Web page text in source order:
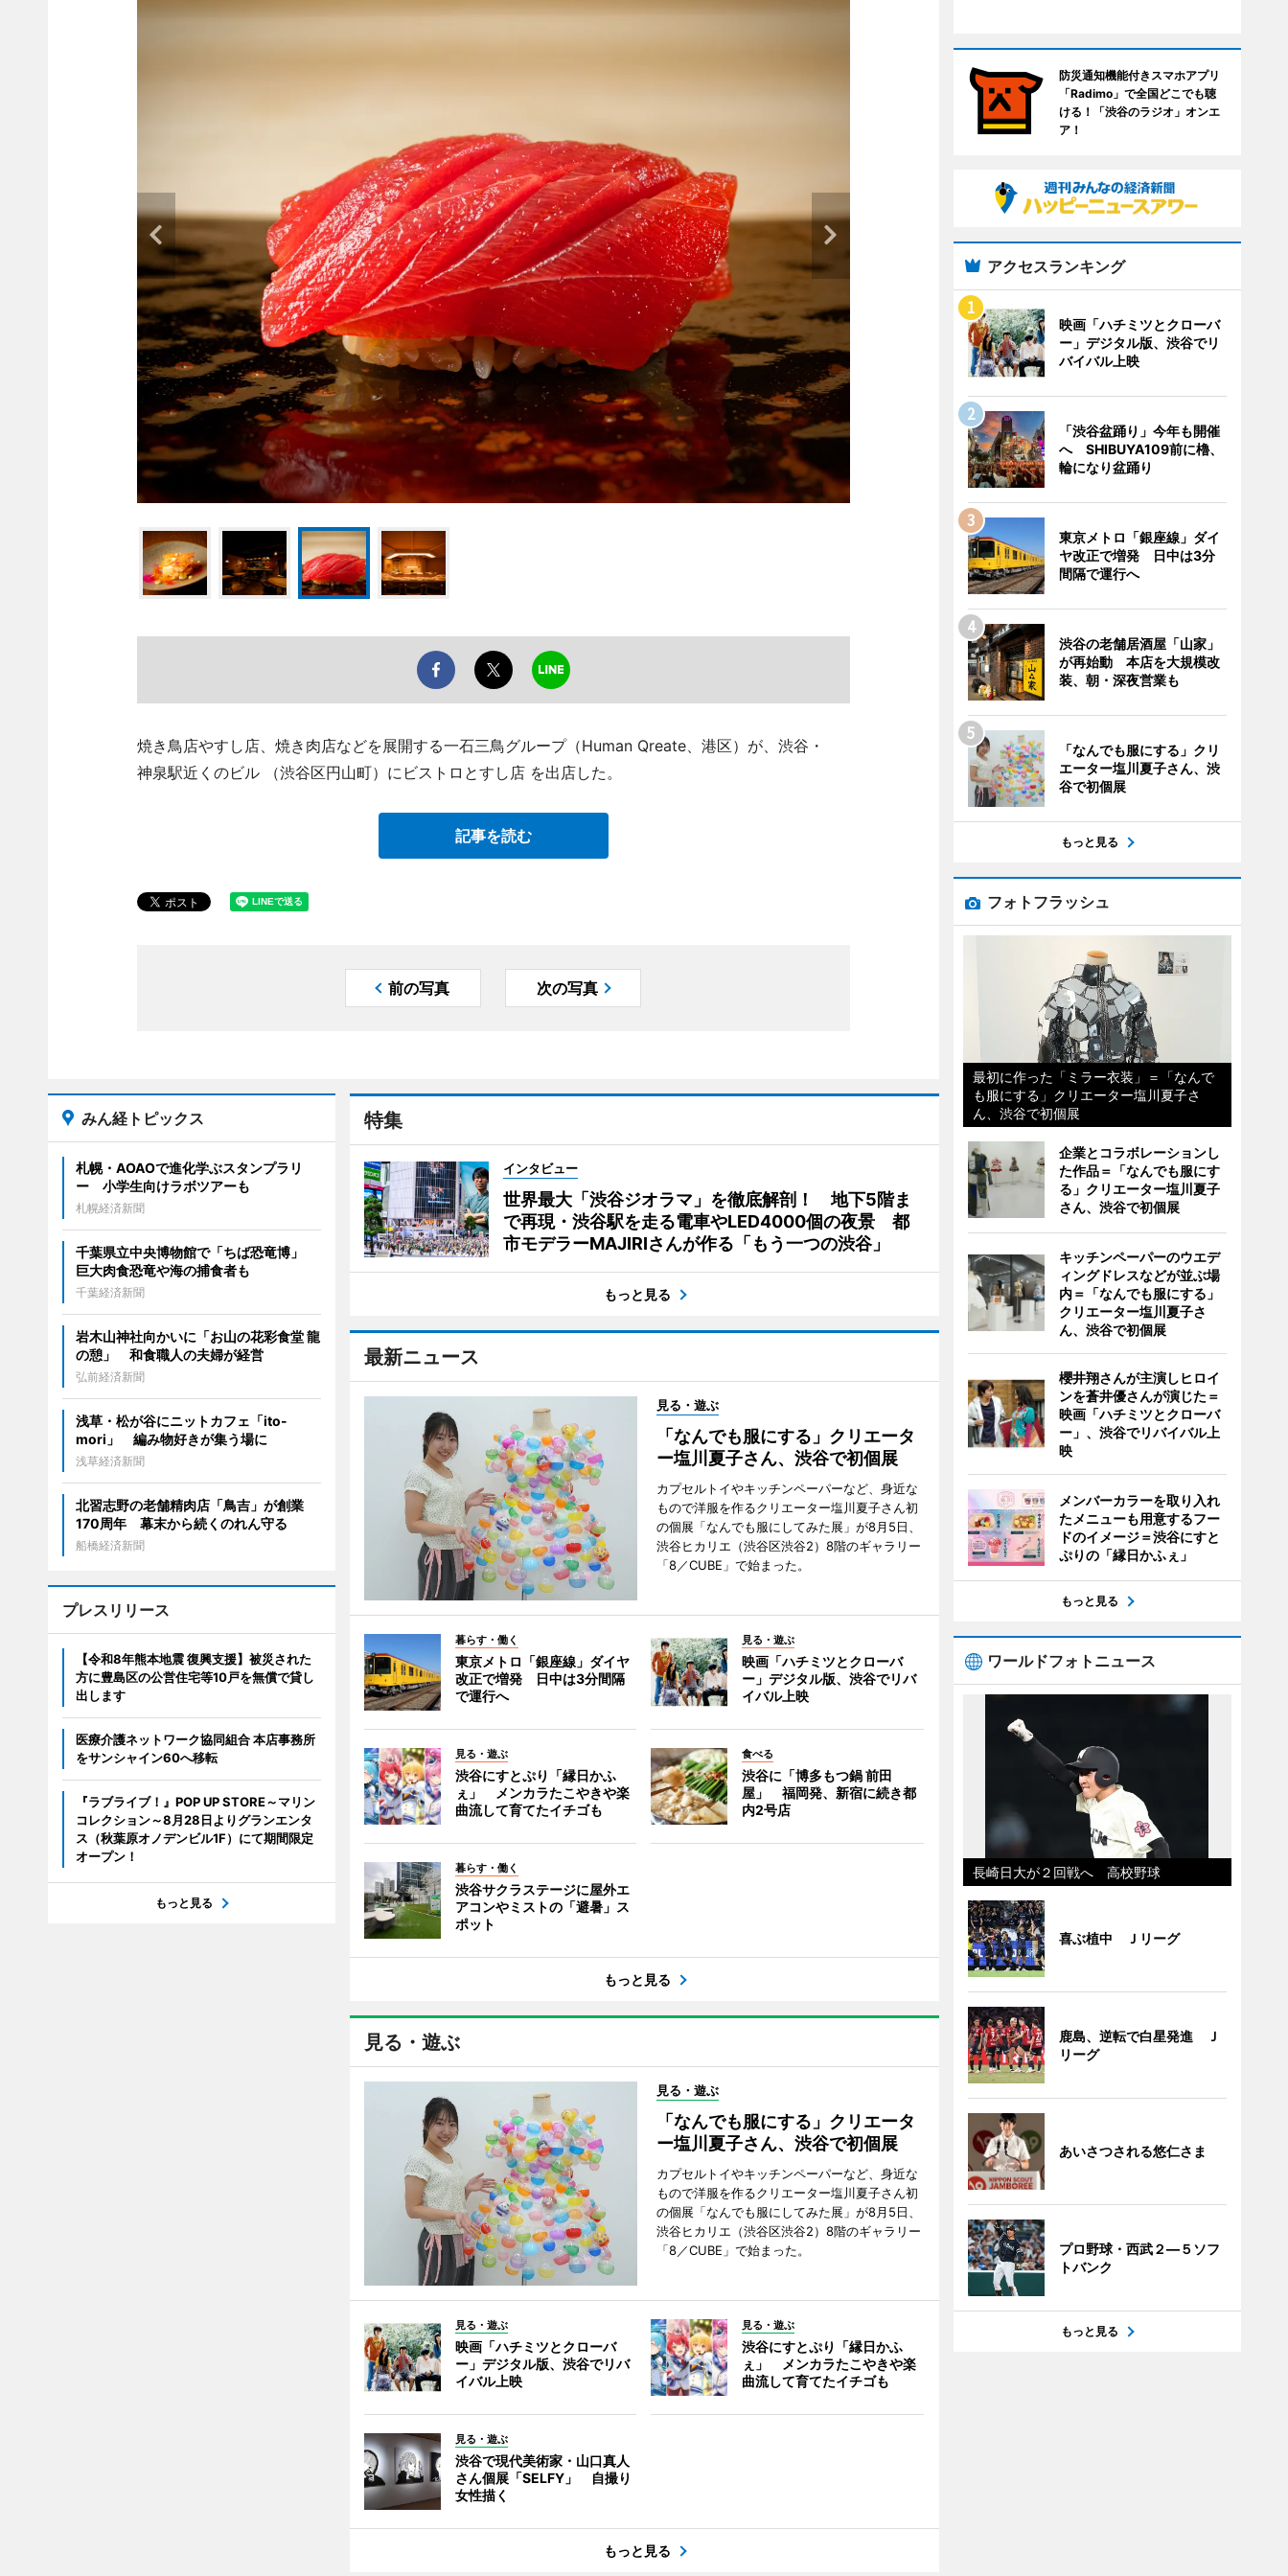
焼き鳥店やすし店、焼き肉店などを展開する一石三鳥グループ（Human Qreate、港区）が、渋谷・
神泉駅近くのビル （渋谷区円山町）にビストロとすし店 を出店した。
記事を読む
前の写真 次の写真
特集
インタビュー
世界最大「渋谷ジオラマ」を徹底解剖！ 地下5階ま
で再現・渋谷駅を走る電車やLED4000個の夜景 都
市モデラーMAJIRIさんが作る「もう一つの渋谷」
もっと見る
最新ニュース
見る・遊ぶ
「なんでも服にする」クリエータ
ー塩川夏子さん、渋谷で初個展
カプセルトイやキッチンペーパーなど、身近な
もので洋服を作るクリエーター塩川夏子さん初
の個展「なんでも服にしてみた展」が8月5日、
渋谷ヒカリエ（渋谷区渋谷2）8階のギャラリー
「8／CUBE」で始まった。
暮らす・働く
東京メトロ「銀座線」ダイヤ
改正で増発 日中は3分間隔
で運行へ
見る・遊ぶ
映画「ハチミツとクローバ
ー」デジタル版、渋谷でリバ
イバル上映
見る・遊ぶ
渋谷にすとぷり「縁日かふ
ぇ」 メンカラたこやきや楽
曲流して育てたイチゴも
食べる
渋谷に「博多もつ鍋 前田
屋」 福岡発、新宿に続き都
内2号店
暮らす・働く
渋谷サクラステージに屋外エ
アコンやミストの「避暑」ス
ポット
もっと見る
見る・遊ぶ
見る・遊ぶ
「なんでも服にする」クリエータ
ー塩川夏子さん、渋谷で初個展
カプセルトイやキッチンペーパーなど、身近な
もので洋服を作るクリエーター塩川夏子さん初
の個展「なんでも服にしてみた展」が8月5日、
渋谷ヒカリエ（渋谷区渋谷2）8階のギャラリー
「8／CUBE」で始まった。
見る・遊ぶ
映画「ハチミツとクローバ
ー」デジタル版、渋谷でリバ
イバル上映
見る・遊ぶ
渋谷にすとぷり「縁日かふ
ぇ」 メンカラたこやきや楽
曲流して育てたイチゴも
見る・遊ぶ
渋谷で現代美術家・山口真人
さん個展「SELFY」 自撮り
女性描く
もっと見る
みん経トピックス
札幌・AOAOで進化学ぶスタンプラリ
ー 小学生向けラボツアーも
札幌経済新聞
千葉県立中央博物館で「ちば恐竜博」
巨大肉食恐竜や海の捕食者も
千葉経済新聞
岩木山神社向かいに「お山の花彩食堂 龍
の憩」 和食職人の夫婦が経営
弘前経済新聞
浅草・松が谷にニットカフェ「ito-
mori」 編み物好きが集う場に
浅草経済新聞
北習志野の老舗精肉店「鳥吉」が創業
170周年 幕末から続くのれん守る
船橋経済新聞
プレスリリース
【令和8年熊本地震 復興支援】被災された
方に豊島区の公営住宅等10戸を無償で貸し
出します
医療介護ネットワーク協同組合 本店事務所
をサンシャイン60へ移転
『ラブライブ！』POP UP STORE～マリン
コレクション～8月28日よりグランエンタ
ス（秋葉原オノデンビル1F）にて期間限定
オープン！
もっと見る
防災通知機能付きスマホアプリ
「Radimo」で全国どこでも聴
ける！「渋谷のラジオ」オンエ
ア！
アクセスランキング
映画「ハチミツとクローバ
ー」デジタル版、渋谷でリ
バイバル上映
「渋谷盆踊り」今年も開催
へ SHIBUYA109前に櫓、
輪になり盆踊り
東京メトロ「銀座線」ダイ
ヤ改正で増発 日中は3分
間隔で運行へ
渋谷の老舗居酒屋「山家」
が再始動 本店を大規模改
装、朝・深夜営業も
「なんでも服にする」クリ
エーター塩川夏子さん、渋
谷で初個展
もっと見る
フォトフラッシュ
最初に作った「ミラー衣装」＝「なんで
も服にする」クリエーター塩川夏子さ
ん、渋谷で初個展
企業とコラボレーションし
た作品＝「なんでも服にす
る」クリエーター塩川夏子
さん、渋谷で初個展
キッチンペーパーのウエデ
ィングドレスなどが並ぶ場
内＝「なんでも服にする」
クリエーター塩川夏子さ
ん、渋谷で初個展
櫻井翔さんが主演しヒロイ
ンを蒼井優さんが演じた＝
映画「ハチミツとクローバ
ー」、渋谷でリバイバル上
映
メンバーカラーを取り入れ
たメニューも用意するフー
ドのイメージ＝渋谷にすと
ぷりの「縁日かふぇ」
もっと見る
ワールドフォトニュース
長崎日大が２回戦へ 高校野球
喜ぶ植中 Ｊリーグ
鹿島、逆転で白星発進 Ｊ
リーグ
あいさつされる悠仁さま
プロ野球・西武２―５ソフ
トバンク
もっと見る